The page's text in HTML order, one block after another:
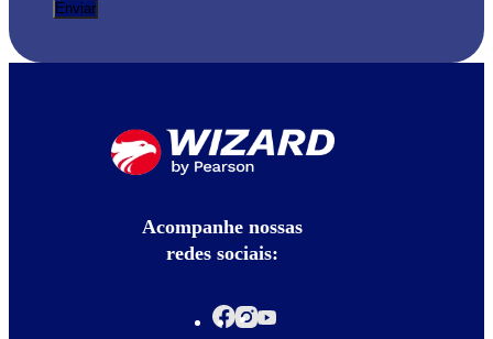
Acompanhe nossas
redes sociais: